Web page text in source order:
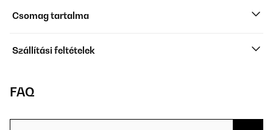
Csomag tartalma
Szállítási feltételek
FAQ